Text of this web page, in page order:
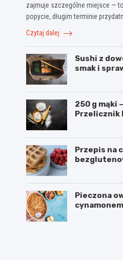
zajmuje szczególne miejsce —
popycie, długim terminie
Czytaj dalej
Sushi z
smak i
250 g mąki
Przelicznik
Przepis na
Pieczona